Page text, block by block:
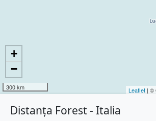
+
−
300 km Leaflet | ©
Distanța Forest - Italia